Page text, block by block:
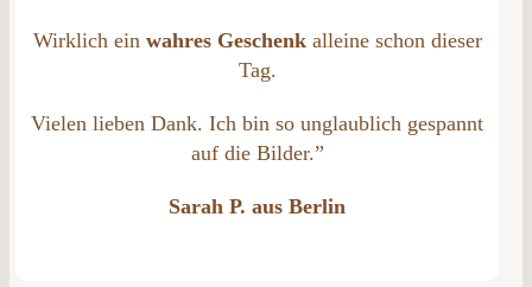
Wirklich ein wahres Geschenkalleine schon dieser
Tag.
Vielen lieben Dank. Ich bin so unglaublich gespannt
auf die Bilder.”
Sarah P. aus Berlin